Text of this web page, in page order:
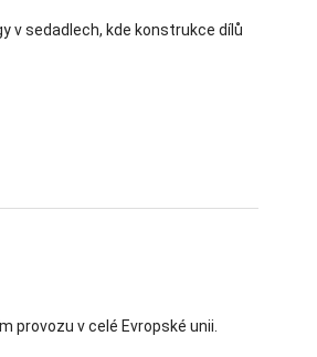
v sedadlech, kde konstrukce dílů
provozu v celé Evropské unii.